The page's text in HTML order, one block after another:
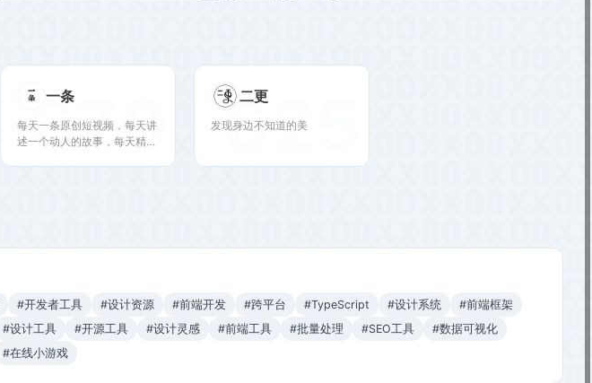
一条
每天一条原创短视频，每天讲
述一个动人的故事，每天精选
670 二更
发现身边不知道的美
625
#开发者工具 #设计资源 #前端开发 #跨平台 #TypeScript #设计系统
#前端框架
#设计工具 #开源工具 #设计灵感 #前端工具 #批量处理 #SEO工具
#数据可视化
#在线小游戏